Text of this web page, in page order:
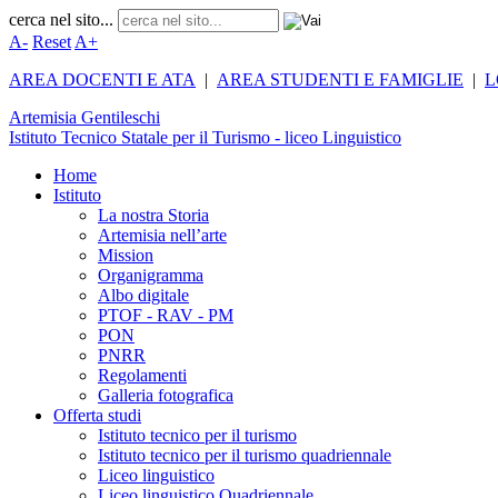
cerca nel sito...
A- Reset A+
AREA DOCENTI E ATA
| AREA STUDENTI E FAMIGLIE |
Artemisia Gentileschi
Istituto Tecnico Statale per il Turismo - liceo Linguistico
Home
Istituto
La nostra Storia
Artemisia nell’arte
Mission
Organigramma
Albo digitale
PTOF - RAV - PM
PON
PNRR
Regolamenti
Galleria fotografica
Offerta studi
Istituto tecnico per il turismo
Istituto tecnico per il turismo quadriennale
Liceo linguistico